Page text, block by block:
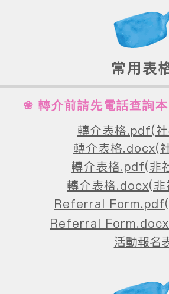
常用表
❀ 轉介前請先電話查詢
轉介表格.pdf(
轉介表格.docx(
轉介表格.pdf(非
轉介表格.docx(非
Referral
Referral
活動報名